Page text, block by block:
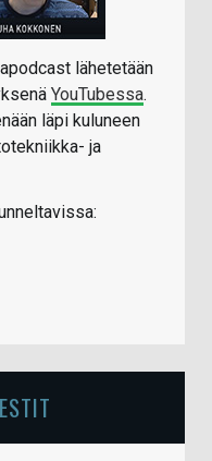
lähetetään
YouTubessa.
läpi kuluneen
ja